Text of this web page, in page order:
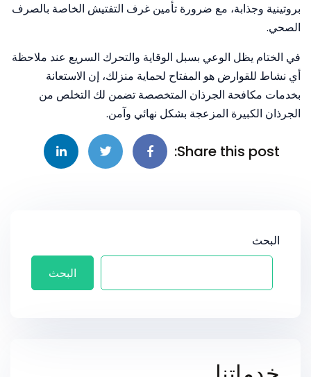
بروتينية وجذابة، مع ضرورة تأمين غرف التفتيش الخاصة بالصرف
الصحي.
في الختام يظل الوعي بسبل الوقاية والتحرك السريع عند ملاحظة
أي نشاط للقوارض هو المفتاح لحماية منزلك، إن الاستعانة
بخدمات مكافحة الجرذان المتخصصة تضمن لك التخلص من
الجرذان الكبيرة المزعجة بشكل نهائي وآمن.
Share this post:
البحث
البحث